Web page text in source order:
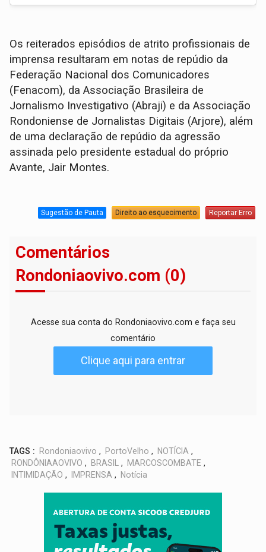
Os reiterados episódios de atrito profissionais de
imprensa resultaram em notas de repúdio da
Federação Nacional dos Comunicadores
(Fenacom), da Associação Brasileira de
Jornalismo Investigativo (Abraji) e da Associação
Rondoniense de Jornalistas Digitais (Arjore), além
de uma declaração de repúdio da agressão
assinada pelo presidente estadual do próprio
Avante, Jair Montes.
Sugestão de Pauta Direito ao esquecimento Reportar Erro
Comentários
Rondoniaovivo.com (0)
Acesse sua conta do Rondoniaovivo.com e faça seu
comentário
Clique aqui para entrar
TAGS : Rondoniaovivo , PortoVelho , NOTÍCIA ,
RONDÔNIAAOVIVO , BRASIL , MARCOSCOMBATE ,
INTIMIDAÇÃO , IMPRENSA , Notícia